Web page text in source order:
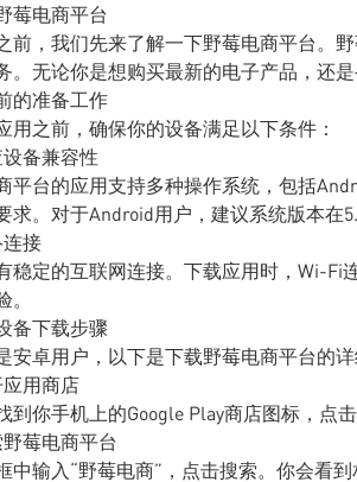
莓电商平台
前，我们先来了解一下野莓电商平台。
。无论你是想购买最新的电子产品，还
的准备工作
用之前，确保你的设备满足以下条件：
设备兼容性
平台的应用支持多种操作系统，包括
求。对于Android用户，建议系统版本在
连接
稳定的互联网连接。下载应用时，Wi-Fi
备下载步骤
安卓用户，以下是下载野莓电商平台的详
用商店
到你手机上的Google Play商店图标，点击
莓电商平台
中输入“野莓电商”，点击搜索。你会看到